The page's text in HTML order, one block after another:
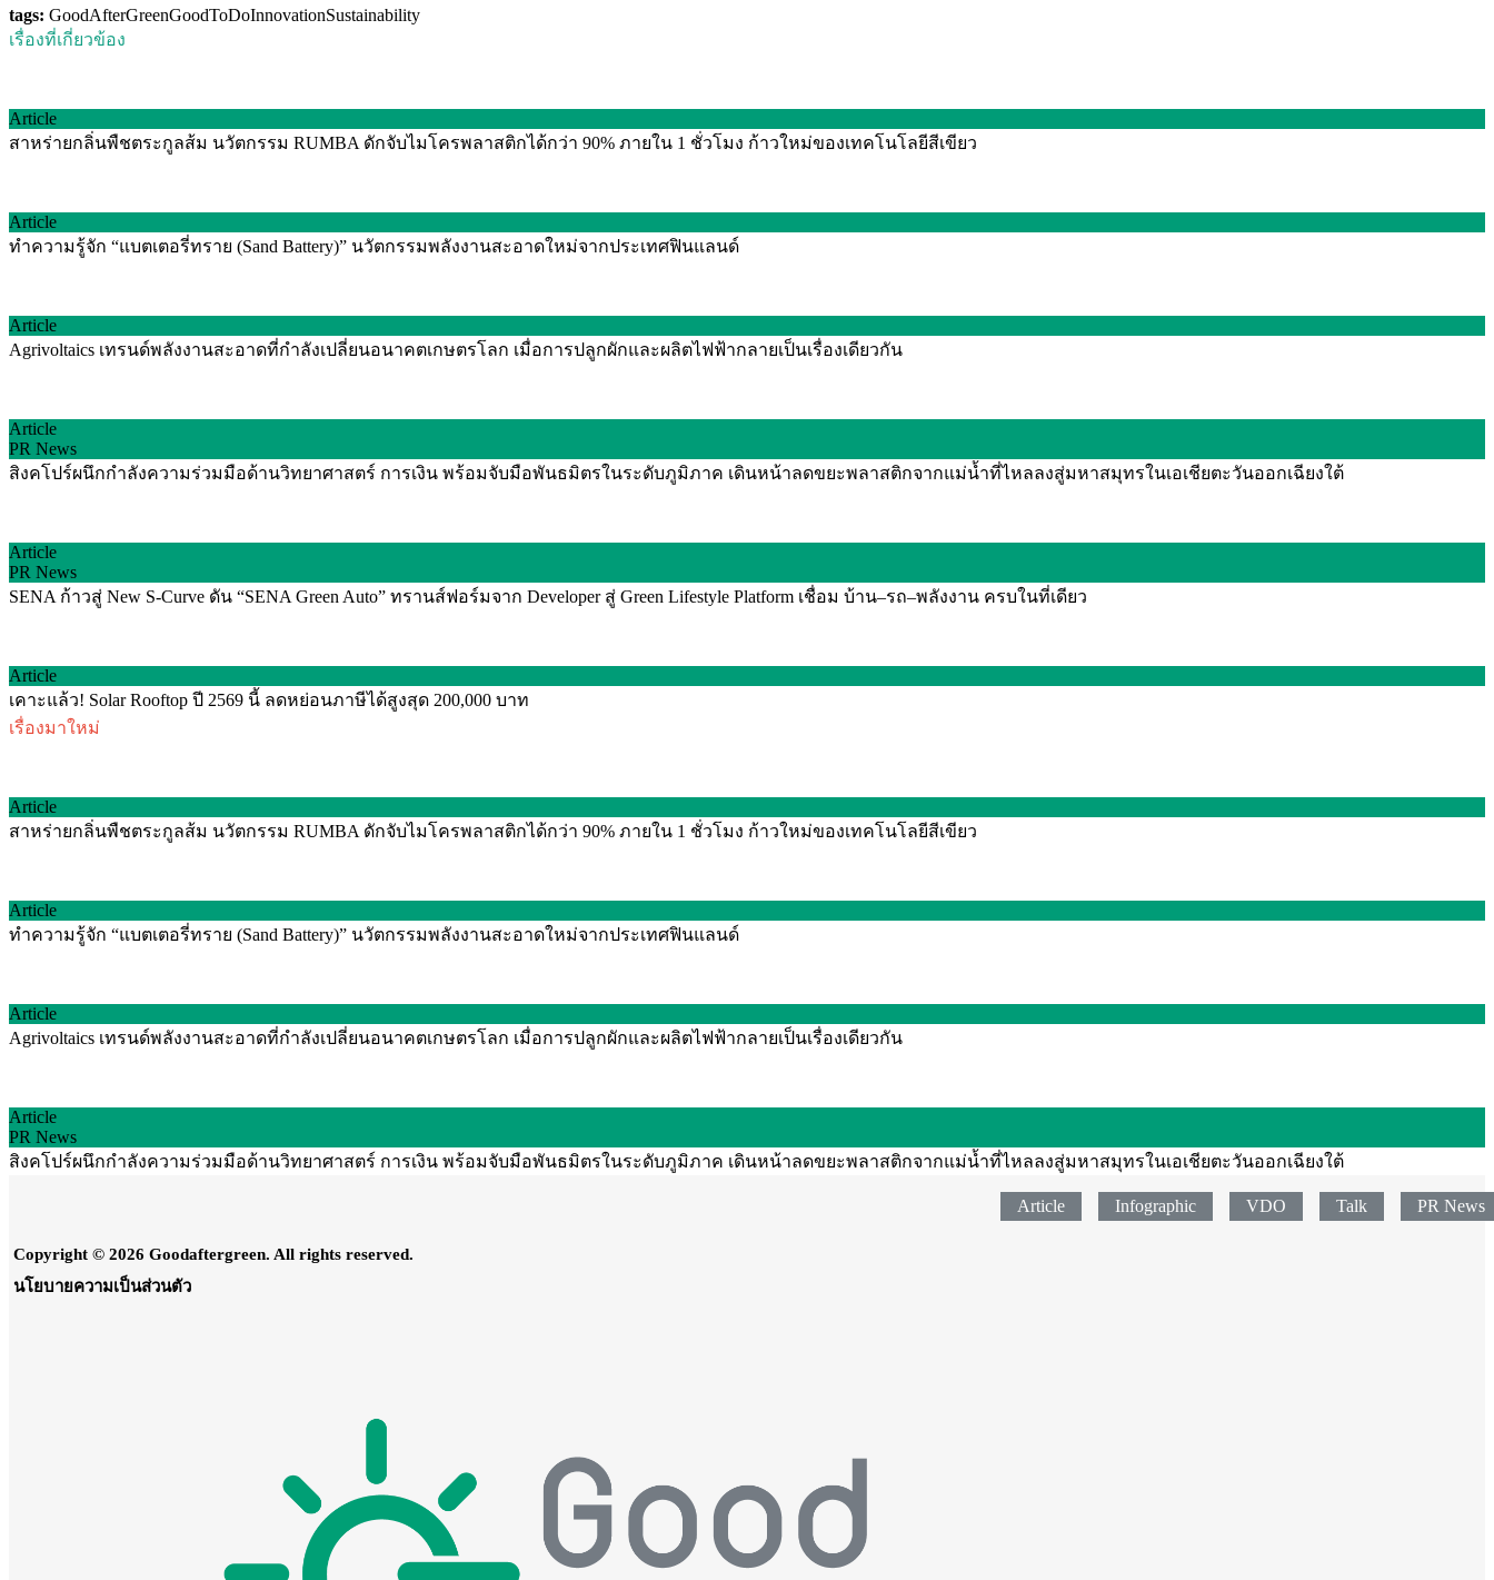
tags: GoodAfterGreenGoodToDoInnovationSustainability
เรื่องที่เกี่ยวข้อง
Article
สาหร่ายกลิ่นพืชตระกูลส้ม นวัตกรรม RUMBA ดักจับไมโครพลาสติกได้กว่า 90% ภายใน 1 ชั่วโมง ก้าวใหม่ของเทคโนโลยีสีเขียว
Article
ทำความรู้จัก “แบตเตอรี่ทราย (Sand Battery)” นวัตกรรมพลังงานสะอาดใหม่จากประเทศฟินแลนด์
Article
Agrivoltaics เทรนด์พลังงานสะอาดที่กำลังเปลี่ยนอนาคตเกษตรโลก เมื่อการปลูกผักและผลิตไฟฟ้ากลายเป็นเรื่องเดียวกัน
Article
PR News
สิงคโปร์ผนึกกำลังความร่วมมือด้านวิทยาศาสตร์ การเงิน พร้อมจับมือพันธมิตรในระดับภูมิภาค เดินหน้าลดขยะพลาสติกจากแม่น้ำที่ไหลลงสู่มหาสมุทรในเอเชียตะวันออกเฉียงใต้
Article
PR News
SENA ก้าวสู่ New S-Curve ดัน “SENA Green Auto” ทรานส์ฟอร์มจาก Developer สู่ Green Lifestyle Platform เชื่อม บ้าน–รถ–พลังงาน ครบในที่เดียว
Article
เคาะแล้ว! Solar Rooftop ปี 2569 นี้ ลดหย่อนภาษีได้สูงสุด 200,000 บาท
เรื่องมาใหม่
Article
สาหร่ายกลิ่นพืชตระกูลส้ม นวัตกรรม RUMBA ดักจับไมโครพลาสติกได้กว่า 90% ภายใน 1 ชั่วโมง ก้าวใหม่ของเทคโนโลยีสีเขียว
Article
ทำความรู้จัก “แบตเตอรี่ทราย (Sand Battery)” นวัตกรรมพลังงานสะอาดใหม่จากประเทศฟินแลนด์
Article
Agrivoltaics เทรนด์พลังงานสะอาดที่กำลังเปลี่ยนอนาคตเกษตรโลก เมื่อการปลูกผักและผลิตไฟฟ้ากลายเป็นเรื่องเดียวกัน
Article
PR News
สิงคโปร์ผนึกกำลังความร่วมมือด้านวิทยาศาสตร์ การเงิน พร้อมจับมือพันธมิตรในระดับภูมิภาค เดินหน้าลดขยะพลาสติกจากแม่น้ำที่ไหลลงสู่มหาสมุทรในเอเชียตะวันออกเฉียงใต้
Article Infographic VDO Talk PR News
Copyright © 2026 Goodaftergreen. All rights reserved.
นโยบายความเป็นส่วนตัว